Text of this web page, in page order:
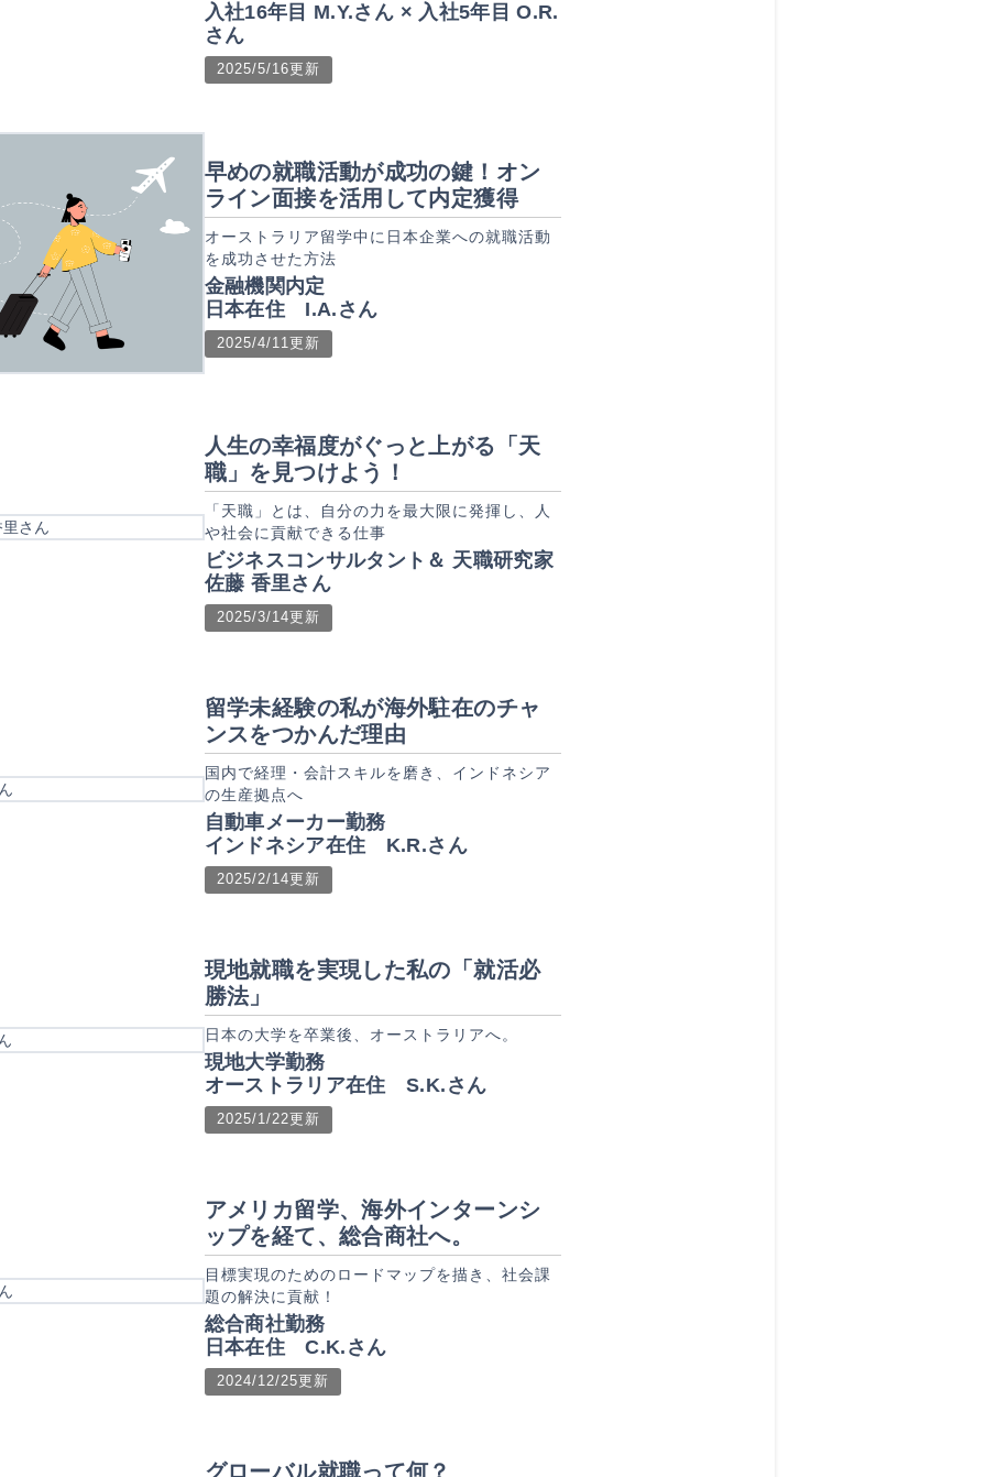
入社16年目 M.Y.さん × 入社5年目 O.R.
さん
2025/5/16更新
早めの就職活動が成功の鍵！オン
ライン面接を活用して内定獲得
オーストラリア留学中に日本企業への就職活動
を成功させた方法
金融機関内定
日本在住 I.A.さん
2025/4/11更新
人生の幸福度がぐっと上がる「天
職」を見つけよう！
「天職」とは、自分の力を最大限に発揮し、人
や社会に貢献できる仕事
ビジネスコンサルタント＆ 天職研究家
佐藤 香里さん​
2025/3/14更新
留学未経験の私が海外駐在のチャ
ンスをつかんだ理由
国内で経理・会計スキルを磨き、インドネシア
の生産拠点へ
自動車メーカー勤務
インドネシア在住 K.R.さん
2025/2/14更新
現地就職を実現した私の「就活必
勝法」
日本の大学を卒業後、オーストラリアへ。
現地大学勤務
オーストラリア在住 S.K.さん
2025/1/22更新
アメリカ留学、海外インターンシ
ップを経て、総合商社へ。
目標実現のためのロードマップを描き、社会課
題の解決に貢献！
総合商社勤務
日本在住 C.K.さん
2024/12/25更新
グローバル就職って何？